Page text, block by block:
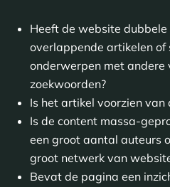
Heeft de website
overlappende artikelen of
onderwerpen met andere
zoekwoorden?
Is het artikel voorzien
Is de content massa-
een groot aantal auteurs
groot netwerk van
Bevat de pagina een